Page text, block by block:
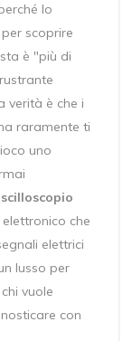
lo
scoprire
è "più di
verità è che i
raramente ti
uno
che
elettrici
lusso per
vuole
con